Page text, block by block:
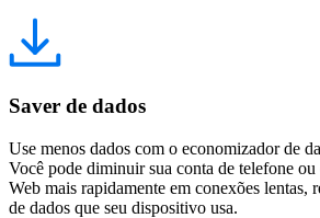
Saver de dados
Use menos dados com o economizador de
Você pode diminuir sua conta de telefone ou
Web mais rapidamente em conexões lentas,
de dados que seu dispositivo usa.